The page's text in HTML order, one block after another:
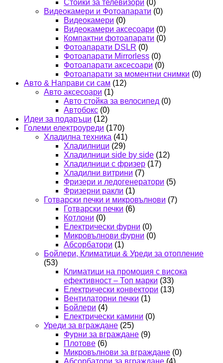
Стойки за телевизори (0)
Видеокамери и Фотоапарати (0)
Видеокамери (0)
Видеокамери аксесоари (0)
Компактни фотоапарати (0)
Фотоапарати DSLR (0)
Фотоапарати Mirrorless (0)
Фотоапарати аксесоари (0)
Фотоапарати за моментни снимки (0)
Авто & Направи си сам (12)
Авто аксесоари (1)
Авто стойка за велосипед (0)
Автобокс (0)
Идеи за подаръци (12)
Големи електроуреди (170)
Хладилна техника (41)
Хладилници (29)
Хладилници side by side (12)
Хладилници с фризер (17)
Хладилни витрини (7)
Фризери и ледогенератори (5)
Фризерни ракли (1)
Готварски печки и микровълнови (7)
Готварски печки (6)
Котлони (0)
Електрически фурни (0)
Микровълнови фурни (0)
Абсорбатори (1)
Бойлери, Климатици & Уреди за отопление
(53)
Климатици на промоция с висока
ефективност – Топ марки (33)
Електрически конвектори (13)
Вентилаторни печки (1)
Бойлери (4)
Електрически камини (0)
Уреди за вграждане (25)
Фурни за вграждане (9)
Плотове (6)
Микровълнови за вграждане (0)
Абсорбатори за вграждане (4)